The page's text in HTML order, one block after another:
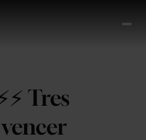
Tres